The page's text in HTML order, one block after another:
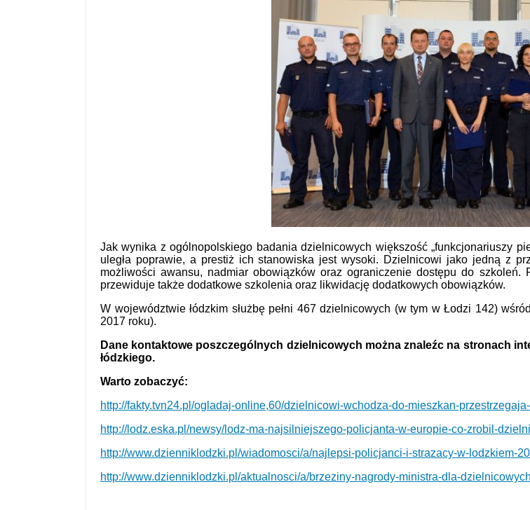
Jak wynika z ogólnopolskiego badania dzielnicowych większość „funkcjonariuszy
uległa poprawie, a prestiż ich stanowiska jest wysoki. Dzielnicowi jako jedną z
możliwości awansu, nadmiar obowiązków oraz ograniczenie dostępu do szkoleń.
przewiduje także dodatkowe szkolenia oraz likwidację dodatkowych obowiązków.
W województwie łódzkim służbę pełni 467 dzielnicowych (w tym w Łodzi 142)
2017 roku).
Dane kontaktowe poszczególnych dzielnicowych można znaleźc na stronach
łódzkiego.
Warto zobaczyć:
http://fakty.tvn24.pl/ogladaj-online,60/dzielnicowi-wchodza-do-mieszkan-
http://lodz.eska.pl/newsy/lodz-ma-najsilniejszego-policjanta-w-europie-co-zrobil-
http://www.dzienniklodzki.pl/wiadomosci/a/najlepsi-policjanci-i-strazacy-w-lodzkiem-
http://www.dzienniklodzki.pl/aktualnosci/a/brzeziny-nagrody-ministra-dla-